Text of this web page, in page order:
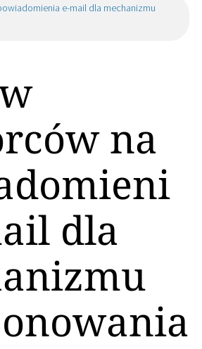
e-mail dla mechanizmu
na
dla